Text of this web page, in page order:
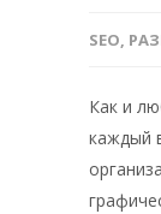
SEO,
Как и
каждый